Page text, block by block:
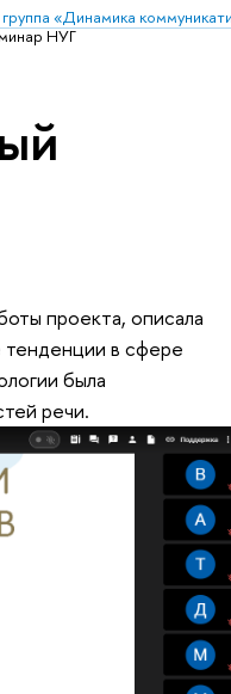
«Динамика
НУГ
проекта, описала
тенденции в сфере
была
речи.